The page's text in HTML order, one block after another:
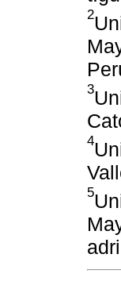
2
3
4
5